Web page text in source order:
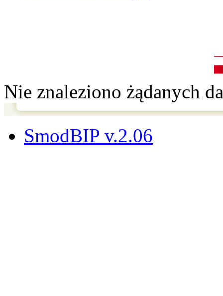
Nie znaleziono żądanych
SmodBIP v.2.06